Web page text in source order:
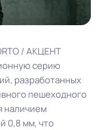
/ АКЦЕНТ
серию
разработанных
пешеходного
наличием
0,8 мм, что